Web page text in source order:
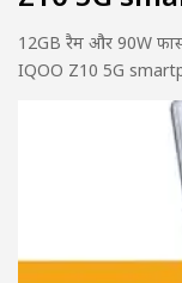
12GB रैम और 90W
IQOO Z10 5G